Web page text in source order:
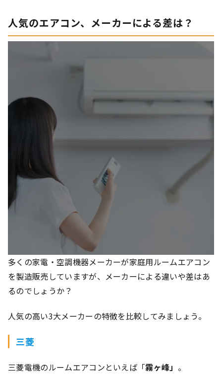
人気のエアコン、メーカーによる差は？
多くの家電・空調機器メーカーが家庭用ルームエアコン
を製造販売していますが、メーカーによる違いや差はあ
るのでしょうか？
人気の高い3大メーカーの特徴を比較してみましょう。
三菱
三菱電機のルームエアコンといえば「霧ヶ峰」 。